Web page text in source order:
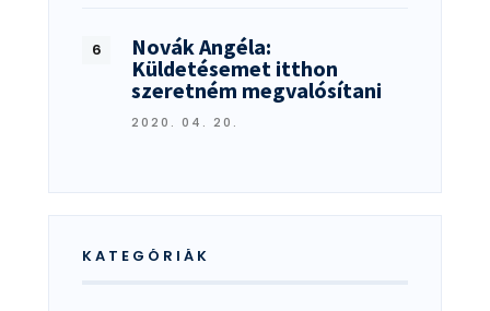
Novák Angéla:
Küldetésemet itthon
szeretném megvalósítani
2020. 04. 20.
KATEGÓRIÁK